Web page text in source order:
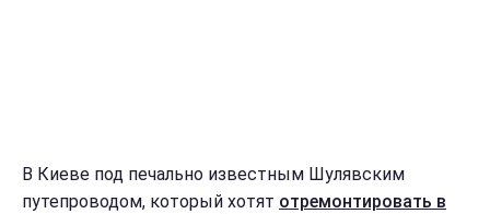
В Киеве под печально известным Шулявским
путепроводом, который хотят отремонтировать в